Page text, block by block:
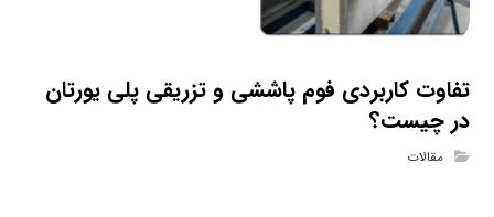
تفاوت کاربردی فوم پاششی و تزریقی پلی یورتان
در چیست؟
مقالات